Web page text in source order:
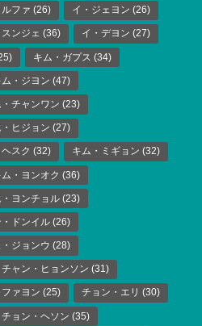
ファ (26) イ・ジェヨン (26)
ンジェ (36) イ・デヨン (27)
キム・ガプス (34)
ム・ジヨン (47)
・チャンワン (23)
・ヒジョン (27)
スク (32) キム・ミギョン (32)
ム・ヨンオク (36)
・ヨンチョル (23)
・ドンイル (26)
ジョンウ (28)
チャン・ヒョンソン (31)
ァヨン (25) チョン・エリ (30)
チョン・ヘソン (35)